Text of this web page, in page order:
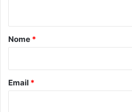
o
Nome *
Email *